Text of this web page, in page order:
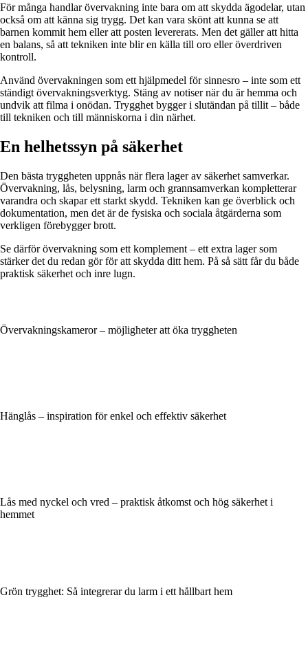
För många handlar övervakning inte bara om att skydda ägodelar, utan
också om att känna sig trygg. Det kan vara skönt att kunna se att
barnen kommit hem eller att posten levererats. Men det gäller att hitta
en balans, så att tekniken inte blir en källa till oro eller överdriven
kontroll.
Använd övervakningen som ett hjälpmedel för sinnesro – inte som ett
ständigt övervakningsverktyg. Stäng av notiser när du är hemma och
undvik att filma i onödan. Trygghet bygger i slutändan på tillit – både
till tekniken och till människorna i din närhet.
En helhetssyn på säkerhet
Den bästa tryggheten uppnås när flera lager av säkerhet samverkar.
Övervakning, lås, belysning, larm och grannsamverkan kompletterar
varandra och skapar ett starkt skydd. Tekniken kan ge överblick och
dokumentation, men det är de fysiska och sociala åtgärderna som
verkligen förebygger brott.
Se därför övervakning som ett komplement – ett extra lager som
stärker det du redan gör för att skydda ditt hem. På så sätt får du både
praktisk säkerhet och inre lugn.
Övervakningskameror – möjligheter att öka tryggheten
Hänglås – inspiration för enkel och effektiv säkerhet
Lås med nyckel och vred – praktisk åtkomst och hög säkerhet i
hemmet
Grön trygghet: Så integrerar du larm i ett hållbart hem